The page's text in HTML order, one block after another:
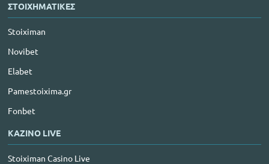
ΣΤΟΙΧΗΜΑΤΙΚΕΣ
Stoiximan
Novibet
Elabet
Pamestoixima.gr
Fonbet
ΚΑΖΙΝΟ LIVE
Stoiximan Casino Live